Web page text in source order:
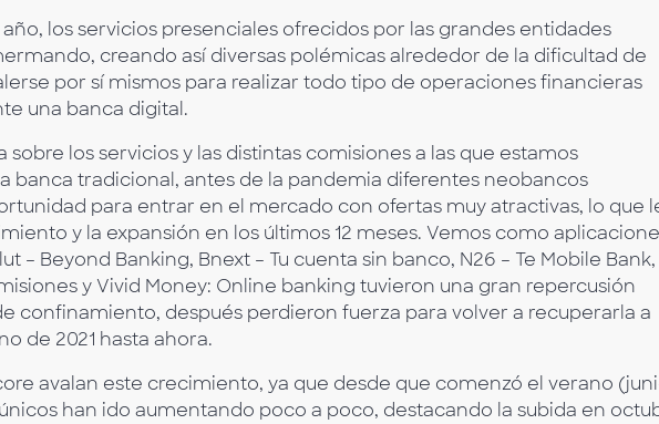
los servicios presenciales ofrecidos por las grandes entidades
creando así diversas polémicas alrededor de la dificultad de
por sí mismos para realizar todo tipo de operaciones financieras
una banca digital.
sobre los servicios y las distintas comisiones a las que estamos
banca tradicional, antes de la pandemia diferentes neobancos
para entrar en el mercado con ofertas muy atractivas, lo que
y la expansión en los últimos 12 meses. Vemos como
– Beyond Banking, Bnext – Tu cuenta sin banco, N26 – Te Mobile Bank,
y Vivid Money: Online banking tuvieron una gran repercusión
confinamiento, después perdieron fuerza para volver a recuperarla a
de 2021 hasta ahora.
avalan este crecimiento, ya que desde que comenzó el verano
han ido aumentando poco a poco, destacando la subida en